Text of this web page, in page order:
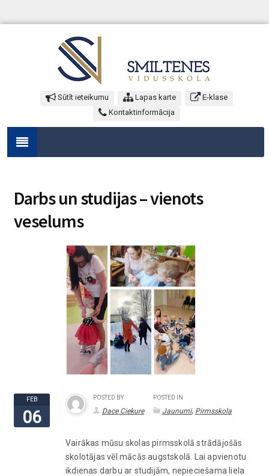
Sūtīt ieteikumu Lapas karte
E-klase
Kontaktinformācija
Darbs un studijas – vienots
veselums
FEB
06
POSTED BY
Dace Ciekure
POSTED IN
Jaunumi, Pirmsskola
Vairākas mūsu skolas pirmsskolā strādājošās
skolotājas vēl mācās augstskolā. Lai apvienotu
ikdienas darbu ar studijām, nepieciešama liela